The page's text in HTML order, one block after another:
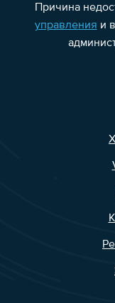
Причина
управления и